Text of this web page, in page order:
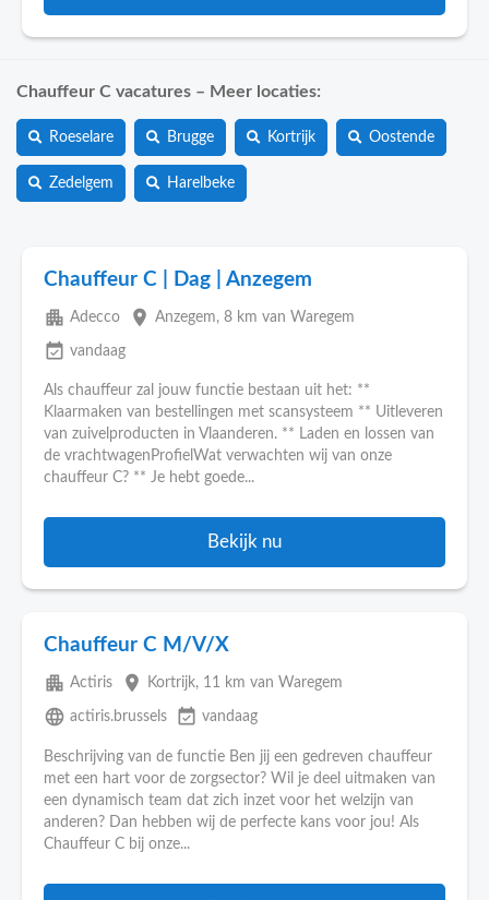
Chauffeur C vacatures – Meer locaties:
Roeselare Brugge Kortrijk Oostende
Zedelgem Harelbeke
Chauffeur C | Dag | Anzegem
apartment Adecco place Anzegem, 8 km van Waregem
event_available vandaag
Als chauffeur zal jouw functie bestaan uit het: **
Klaarmaken van bestellingen met scansysteem ** Uitleveren
van zuivelproducten in Vlaanderen. ** Laden en lossen van
de vrachtwagenProfielWat verwachten wij van onze
chauffeur C? ** Je hebt goede...
Bekijk nu
Chauffeur C M/V/X
apartment Actiris place Kortrijk, 11 km van Waregem
language actiris.brussels event_available vandaag
Beschrijving van de functie Ben jij een gedreven chauffeur
met een hart voor de zorgsector? Wil je deel uitmaken van
een dynamisch team dat zich inzet voor het welzijn van
anderen? Dan hebben wij de perfecte kans voor jou! Als
Chauffeur C bij onze...